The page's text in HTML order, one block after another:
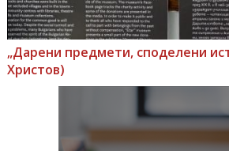
„Дарени предмети, споделени
Христов)